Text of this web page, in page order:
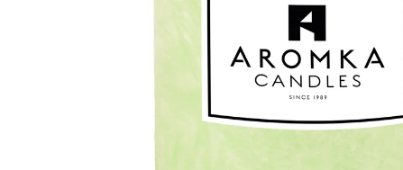
PŘÍRODNÍ VONNÁ SVÍČKA SÓJOVÁ -
AROMKA - SET 10 KS ČAJOVÝCH
SVÍČEK V PLECHU - BEZ VŮNĚ